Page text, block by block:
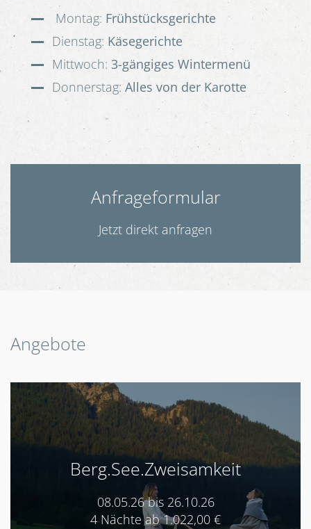
Montag: Frühstücksgerichte
Dienstag: Käsegerichte
Mittwoch: 3-gängiges Wintermenü
Donnerstag: Alles von der Karotte
Anfrageformular
Jetzt direkt anfragen
Angebote
Berg.See.Zweisamkeit
08.05.26 bis 26.10.26
4 Nächte ab 1.022,00 €